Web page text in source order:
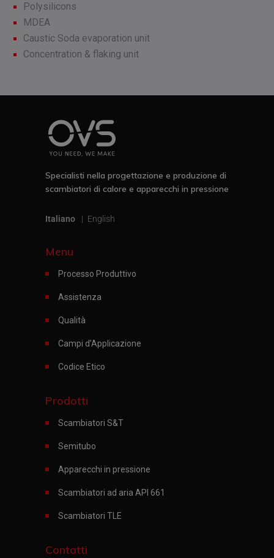
Polysilicons
MDEA
Caustic Soda evaporation unit
Concentration & flaking unit
Specialisti nella progettazione e produzione di
scambiatori di calore e apparecchi in pressione
Italiano English
Menu
Processo Produttivo
Assistenza
Qualità
Campi d’Applicazione
Codice Etico
Prodotti
Scambiatori S&T
Semitubo
Apparecchi in pressione
Scambiatori ad aria API 661
Scambiatori TLE
Contatti